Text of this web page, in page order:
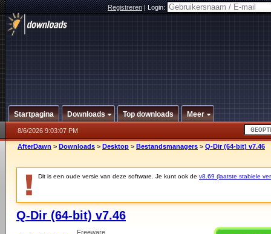
Registreren|Login:
Startpagina Downloads Top downloads Meer
8/6/2026 9:03:07 PM
AfterDawn > Downloads > Desktop > Bestandsmanagers > Q-Dir (64-bit) v7.46
Dit is een oude versie van deze software. Je kunt ook de v8.69 (laatste stabiele
Q-Dir (64-bit) v7.46
Freeware